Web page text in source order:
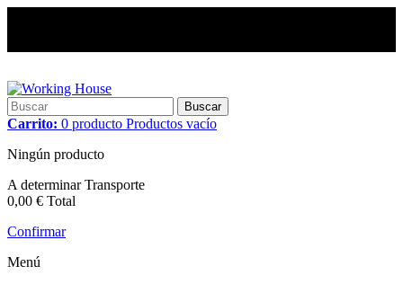
Buscar
Carrito: 0 producto Productos vacío
Ningún producto
A determinarTransporte
0,00 € Total
Confirmar
Menú